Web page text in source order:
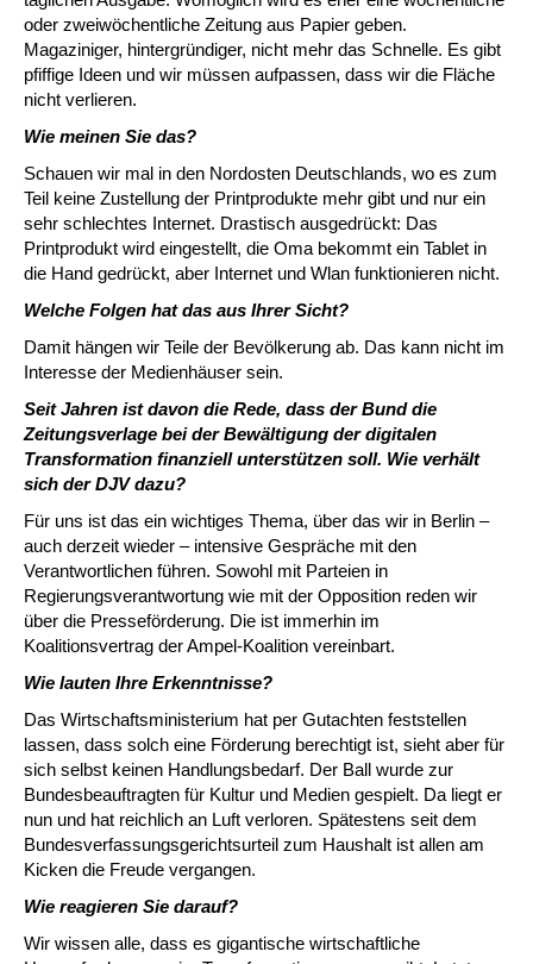
oder zweiwöchentliche Zeitung aus Papier geben.
Magaziniger, hintergründiger, nicht mehr das Schnelle. Es gibt
pfiffige Ideen und wir müssen aufpassen, dass wir die Fläche
nicht verlieren.
Wie meinen Sie das?
Schauen wir mal in den Nordosten Deutschlands, wo es zum
Teil keine Zustellung der Printprodukte mehr gibt und nur ein
sehr schlechtes Internet. Drastisch ausgedrückt: Das
Printprodukt wird eingestellt, die Oma bekommt ein Tablet in
die Hand gedrückt, aber Internet und Wlan funktionieren nicht.
Welche Folgen hat das aus Ihrer Sicht?
Damit hängen wir Teile der Bevölkerung ab. Das kann nicht im
Interesse der Medienhäuser sein.
Seit Jahren ist davon die Rede, dass der Bund die
Zeitungsverlage bei der Bewältigung der digitalen
Transformation finanziell unterstützen soll. Wie verhält
sich der DJV dazu?
Für uns ist das ein wichtiges Thema, über das wir in Berlin –
auch derzeit wieder – intensive Gespräche mit den
Verantwortlichen führen. Sowohl mit Parteien in
Regierungsverantwortung wie mit der Opposition reden wir
über die Presseförderung. Die ist immerhin im
Koalitionsvertrag der Ampel-Koalition vereinbart.
Wie lauten Ihre Erkenntnisse?
Das Wirtschaftsministerium hat per Gutachten feststellen
lassen, dass solch eine Förderung berechtigt ist, sieht aber für
sich selbst keinen Handlungsbedarf. Der Ball wurde zur
Bundesbeauftragten für Kultur und Medien gespielt. Da liegt er
nun und hat reichlich an Luft verloren. Spätestens seit dem
Bundesverfassungsgerichtsurteil zum Haushalt ist allen am
Kicken die Freude vergangen.
Wie reagieren Sie darauf?
Wir wissen alle, dass es gigantische wirtschaftliche